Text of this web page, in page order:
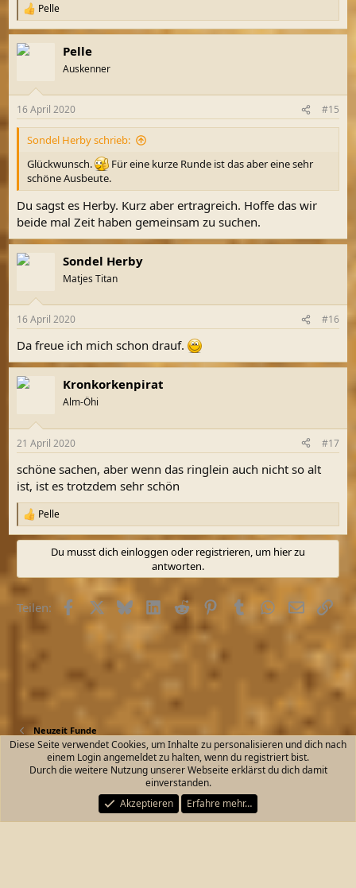
R
e
a
k
e
n
Pelle
Pelle
Auskenner
16 April 2020 #15
Sondel Herby schrieb:
Glückwunsch.
Für eine kurze Runde ist das aber eine sehr
schöne Ausbeute.
Du sagst es Herby. Kurz aber ertragreich. Hoffe das wir
beide mal Zeit haben gemeinsam zu suchen.
Sondel Herby
Matjes Titan
16 April 2020 #16
Da freue ich mich schon drauf.
Kronkorkenpirat
Alm-Öhi
21 April 2020 #17
schöne sachen, aber wenn das ringlein auch nicht so alt
ist, ist es trotzdem sehr schön
R
e
a
i
o
n
Pelle
Du musst dich einloggen oder registrieren, um hier zu
antworten.
Teilen: FacebookX (Twitter)
BlueskyLinkedIn
Reddit PinterestTumblrWhatsApp
E-MailLink
Neuzeit Funde
Kontakt Nutzungsbedingungen
Datenschutz
Start
R
S
Community platform by XenForo® © 2010-2026 XenForo Ltd.
Diese Seite verwendet Cookies, um Inhalte zu personalisieren und dich nach
einem Login angemeldet zu halten, wenn du registriert bist.
Durch die weitere Nutzung unserer Webseite erklärst du dich damit
einverstanden.
Akzeptieren
Erfahre mehr…